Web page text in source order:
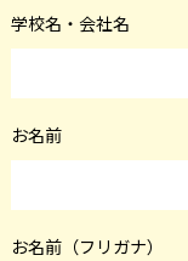
学校名・会社名
お名前
お名前（フリガナ）